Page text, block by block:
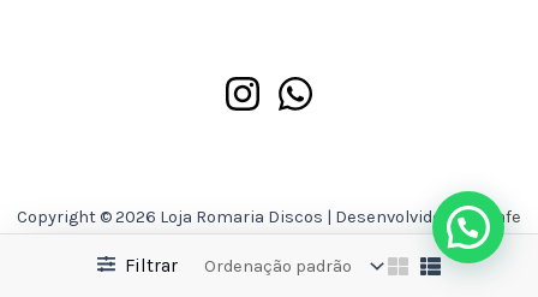
Filtrar
Copyright © 2026 Loja Romaria Discos | Desenvolvido porAsafe